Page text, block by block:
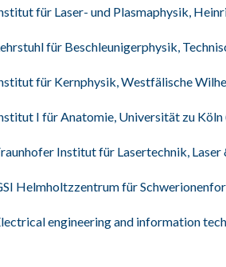
für Laser- und Plasmaphysik,
für Beschleunigerphysik,
für Kernphysik, Westfälische
I für Anatomie, Universität zu Köln
Institut für Lasertechnik, Laser
Helmholtzzentrum für
engineering and information